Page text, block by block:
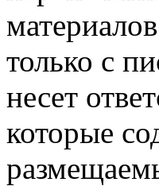
только с
несет
которые